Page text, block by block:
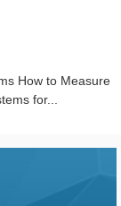
How to Measure
for...